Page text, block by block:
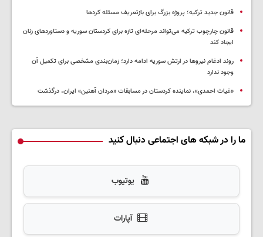
قانون جدید ترکیه؛ پروژه بزرگ‌ برای بازتعریف مسئله کردها
قانون چارچوب ترکیه می‌تواند مرحله‌ای تازه برای کردستان سوریه و دستاوردهای زنان
ایجاد کند
روند ادغام نیروها در ارتش سوریه ادامه دارد؛ زمان‌بندی مشخصی برای تکمیل آن
وجود ندارد
«غیاث احمدی»، نماینده کردستان در مسابقات «مردان آهنین» ایران، درگذشت
ما را در شبکه های اجتماعی دنبال کنید
یوتیوب
آپارات